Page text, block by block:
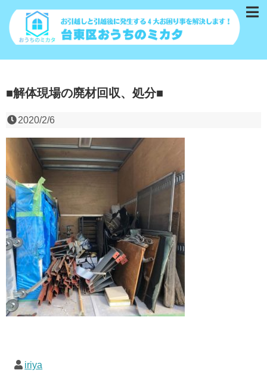
■解体現場の廃材回収、処分■
2020/2/6
iriya